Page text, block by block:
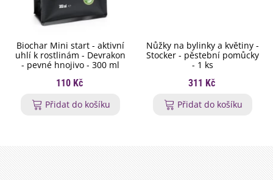
Biochar Mini start - aktivní
uhlí k rostlinám - Devrakon
- pevné hnojivo - 300 ml
110 Kč
Přidat do košíku
Nůžky na bylinky a květiny -
Stocker - pěstební pomůcky
- 1 ks
311 Kč
Přidat do košíku